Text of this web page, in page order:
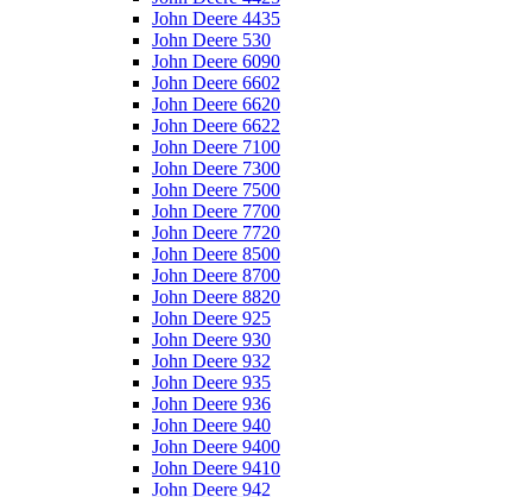
John Deere 4435
John Deere 530
John Deere 6090
John Deere 6602
John Deere 6620
John Deere 6622
John Deere 7100
John Deere 7300
John Deere 7500
John Deere 7700
John Deere 7720
John Deere 8500
John Deere 8700
John Deere 8820
John Deere 925
John Deere 930
John Deere 932
John Deere 935
John Deere 936
John Deere 940
John Deere 9400
John Deere 9410
John Deere 942